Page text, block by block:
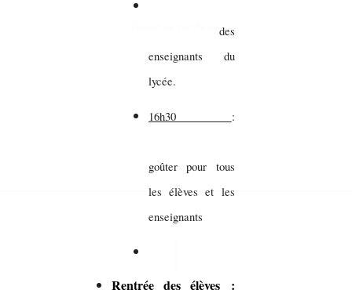
des
enseignants du
lycée.
16h30 :
goûter pour tous
les élèves et les
enseignants
Rentrée des élèves :